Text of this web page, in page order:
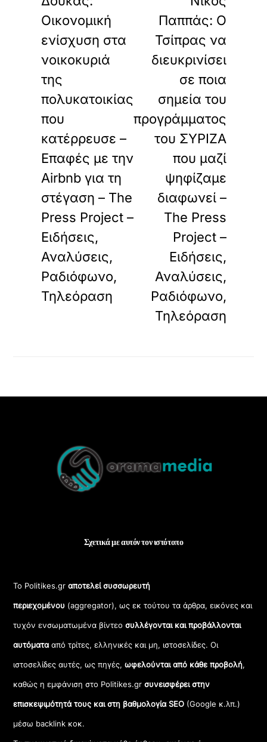
Οικονομική
ενίσχυση στα
νοικοκυριά
της
πολυκατοικίας
που
κατέρρευσε –
Επαφές με την
Airbnb για τη
στέγαση – The
Press Project –
Ειδήσεις,
Αναλύσεις,
Ραδιόφωνο,
Τηλεόραση
Παππάς: Ο
Τσίπρας να
διευκρινίσει
σε ποια
σημεία του
προγράμματος
του ΣΥΡΙΖΑ
που μαζί
ψηφίζαμε
διαφωνεί –
The Press
Project –
Ειδήσεις,
Αναλύσεις,
Ραδιόφωνο,
Τηλεόραση
Top
Σχετικά με αυτόν τον ιστότοπο
Το Politikes.grαποτελεί συσσωρευτή
περιεχομένου (aggregator), ως εκ τούτου τα άρθρα, εικόνες και
τυχόν ενσωματωμένα βίντεοσυλλέγονται και προβάλλονται
αυτόματααπό τρίτες, ελληνικές και μη, ιστοσελίδες. Οι
ιστοσελίδες αυτές, ως πηγές,ωφελούνται από κάθε προβολή,
καθώς η εμφάνιση στο Politikes.gr συνεισφέρει στην
επισκεψιμότητά τους και στη βαθμολογία SEO (Google κ.λπ.)
μέσω backlink κοκ.